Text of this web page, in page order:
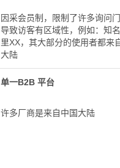
因采会员制，限制了许多询问门
导致访客有区域性，例如：知
里XX，其大部分的使用者都来
大陆
单一B2B 平台
许多厂商是来自中国大陆